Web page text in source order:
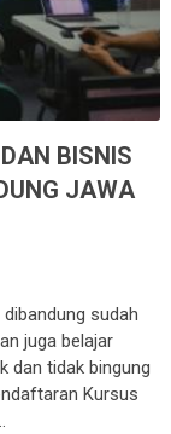
BISNIS
JAWA
sudah
juga belajar
dan tidak bingung
Kursus